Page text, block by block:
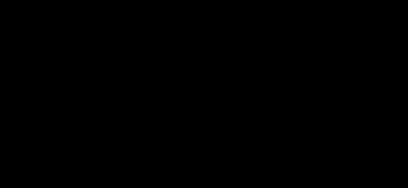
Pueblo Mapuche - Los Pehuenches De La Cordillera